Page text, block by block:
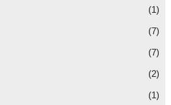
(1)
(7)
(7)
(2)
(1)